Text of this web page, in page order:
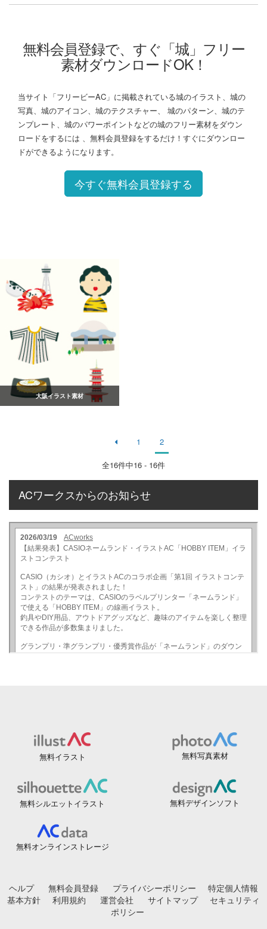
無料会員登録で、すぐ「城」フリー
素材ダウンロードOK！
当サイト「フリービーAC」に掲載されている城のイラスト、城の
写真、城のアイコン、城のテクスチャー、 城のパターン、城のテ
ンプレート、城のパワーポイントなどの城のフリー素材をダウン
ロードをするには 、無料会員登録をするだけ！すぐにダウンロー
ドができるようになります。
今すぐ無料会員登録する
大阪イラスト素材
1 2
全16件中16 - 16件
ACワークスからのお知らせ
無料イラスト 無料写真素材
無料シルエットイラスト 無料デザインソフト
無料オンラインストレージ
ヘルプ 無料会員登録 プライバシーポリシー
特定個人情報
基本方針
利用規約 運営会社 サイトマップ
セキュリティ
ポリシー